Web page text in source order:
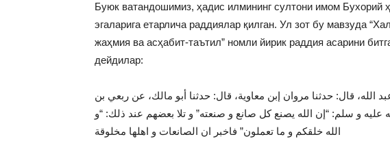
Буюк ватандошимиз, ҳадис илмининг султони имом Бухорий
эгаларига етарлича раддиялар қилган. Ул зот бу мавзуда
жаҳмия ва асҳабит-таътил” номли йирик раддия асарини
дейдилар:
الله، قال: حدثنا مروان إبن معاوية، قال: حدثنا أبو مالك، عن ربعي بن
و سلم: “إن الله يصنع كل صانع و صنعته” و تلا بعضهم عند ذلك: “و
الله خلقكم و ما تعملون” فاخبر ان الصانعات و اهلها مخلوقة